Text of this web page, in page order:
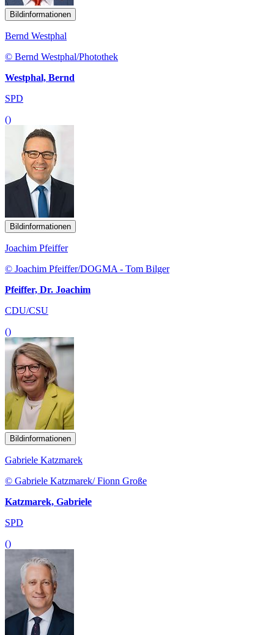
Bildinformationen
Bernd Westphal
© Bernd Westphal/Photothek
Westphal, Bernd
SPD
()
Bildinformationen
Joachim Pfeiffer
© Joachim Pfeiffer/DOGMA - Tom Bilger
Pfeiffer, Dr. Joachim
CDU/CSU
()
Bildinformationen
Gabriele Katzmarek
© Gabriele Katzmarek/ Fionn Große
Katzmarek, Gabriele
SPD
()